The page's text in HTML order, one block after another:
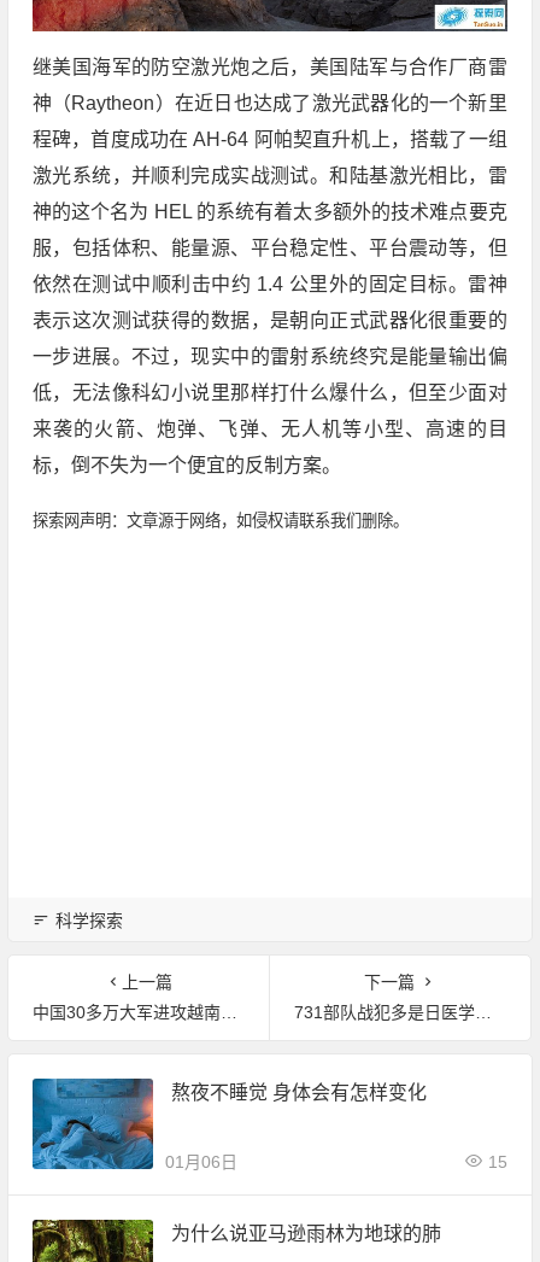
继美国海军的防空激光炮之后，美国陆军与合作厂商雷
神（Raytheon）在近日也达成了激光武器化的一个新里
程碑，首度成功在 AH-64 阿帕契直升机上，搭载了一组
激光系统，并顺利完成实战测试。和陆基激光相比，雷
神的这个名为 HEL 的系统有着太多额外的技术难点要克
服，包括体积、能量源、平台稳定性、平台震动等，但
依然在测试中顺利击中约 1.4 公里外的固定目标。雷神
表示这次测试获得的数据，是朝向正式武器化很重要的
一步进展。不过，现实中的雷射系统终究是能量输出偏
低，无法像科幻小说里那样打什么爆什么，但至少面对
来袭的火箭、炮弹、飞弹、无人机等小型、高速的目
标，倒不失为一个便宜的反制方案。
探索网声明：文章源于网络，如侵权请联系我们删除。
科学探索
上一篇
中国30多万大军进攻越南时 苏联为什么却选择按兵不动？
下一篇
731部队战犯多是日医学界精英 获日决策层扶持
熬夜不睡觉 身体会有怎样变化
01月06日 15
为什么说亚马逊雨林为地球的肺